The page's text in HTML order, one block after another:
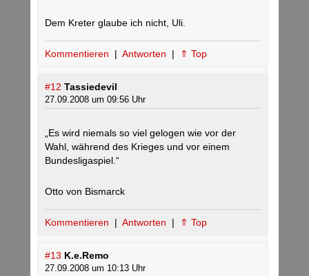
Dem Kreter glaube ich nicht, Uli.
Kommentieren | Antworten | ⇑ Top
#12 Tassiedevil
27.09.2008 um 09:56 Uhr
„Es wird niemals so viel gelogen wie vor der
Wahl, während des Krieges und vor einem
Bundesligaspiel.“
Otto von Bismarck
Kommentieren | Antworten | ⇑ Top
#13 K.e.Remo
27.09.2008 um 10:13 Uhr